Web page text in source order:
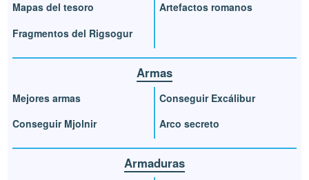
Mapas del tesoro
Fragmentos del Rigsogur
Artefactos romanos
Armas
Mejores armas
Conseguir Mjolnir
Conseguir Excálibur
Arco secreto
Armaduras